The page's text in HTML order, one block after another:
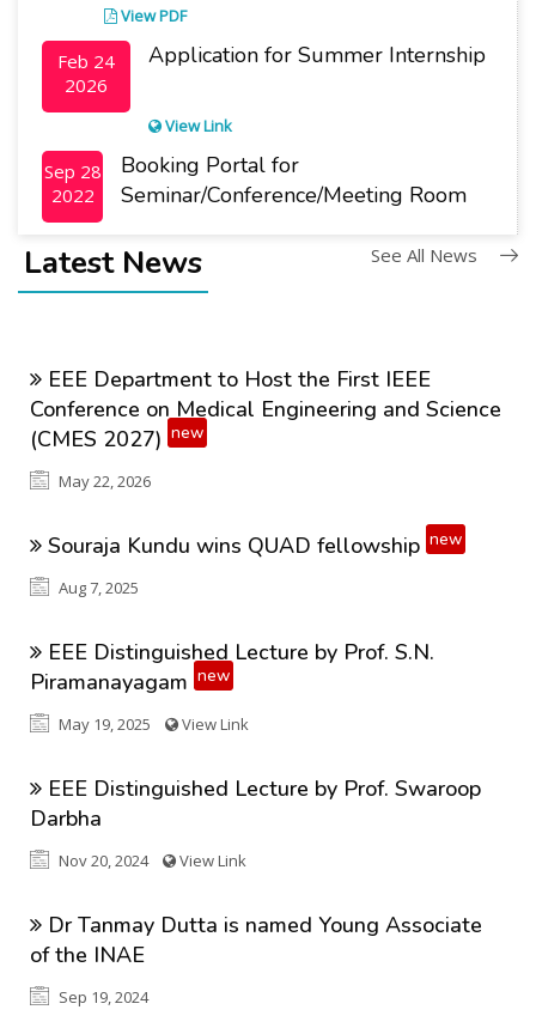
View PDF
Feb 24
2026
Application for Summer Internship
View Link
Sep 28
2022
Booking Portal for
Seminar/Conference/Meeting Room
Latest News See All News
EEE Department to Host the First IEEE
Conference on Medical Engineering and Science
(CMES 2027) new
May 22, 2026
Souraja Kundu wins QUAD fellowship new
Aug 7, 2025
EEE Distinguished Lecture by Prof. S.N.
Piramanayagam new
May 19, 2025 View Link
EEE Distinguished Lecture by Prof. Swaroop
Darbha
Nov 20, 2024 View Link
Dr Tanmay Dutta is named Young Associate
of the INAE
Sep 19, 2024